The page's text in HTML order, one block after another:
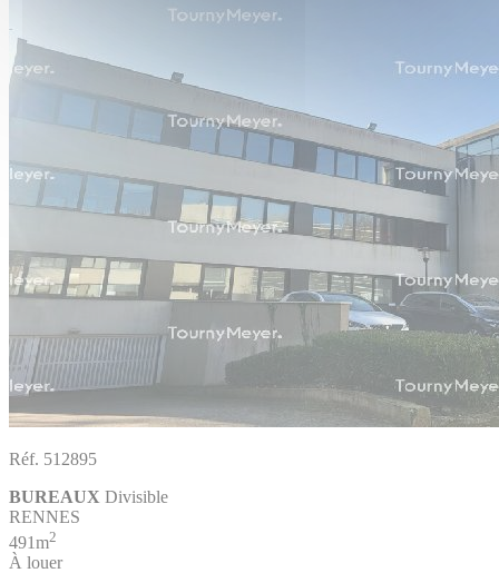
Réf. 512895
BUREAUX Divisible
RENNES
491m2
À louer